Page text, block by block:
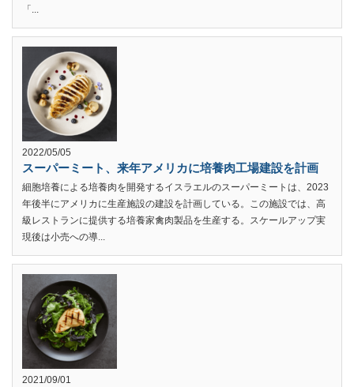
「...
2022/05/05
スーパーミート、来年アメリカに培養肉工場建設を計画
細胞培養による培養肉を開発するイスラエルのスーパーミートは、2023
年後半にアメリカに生産施設の建設を計画している。この施設では、高
級レストランに提供する培養家禽肉製品を生産する。スケールアップ実
現後は小売への導...
2021/09/01